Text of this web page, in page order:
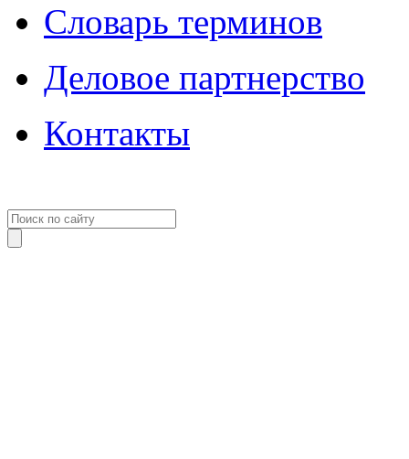
Словарь терминов
Деловое партнерство
Контакты